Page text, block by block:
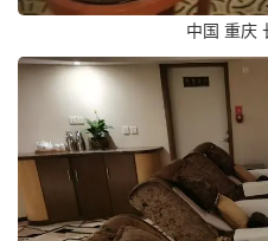
中国 重庆